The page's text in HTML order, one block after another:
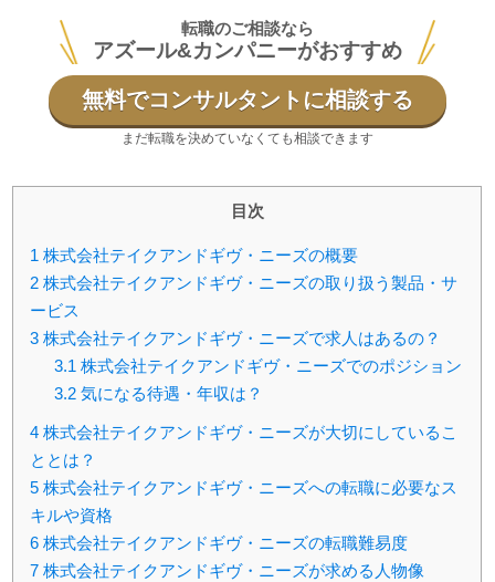
転職のご相談なら
アズール&カンパニーがおすすめ
無料でコンサルタントに相談する
まだ転職を決めていなくても相談できます
目次
1 株式会社テイクアンドギヴ・ニーズの概要
2 株式会社テイクアンドギヴ・ニーズの取り扱う製品・サ
ービス
3 株式会社テイクアンドギヴ・ニーズで求人はあるの？
3.1 株式会社テイクアンドギヴ・ニーズでのポジション
3.2 気になる待遇・年収は？
4 株式会社テイクアンドギヴ・ニーズが大切にしているこ
ととは？
5 株式会社テイクアンドギヴ・ニーズへの転職に必要なス
キルや資格
6 株式会社テイクアンドギヴ・ニーズの転職難易度
7 株式会社テイクアンドギヴ・ニーズが求める人物像